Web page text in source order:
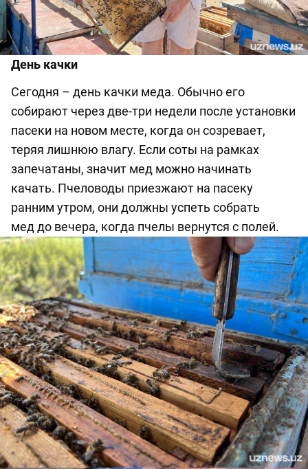
День качки
Сегодня – день качки меда. Обычноего
собирают черездве-три недели после установки
пасеки на новом месте, когда он созревает,
теряя лишнюю влагу. Если соты на рамках
запечатаны, значит мед можно начинать
качать. Пчеловоды приезжают на пасеку
ранним утром, они должны успеть собрать
мед до вечера, когда пчелы вернутся с полей.